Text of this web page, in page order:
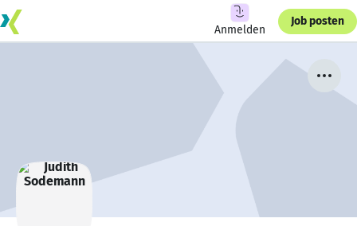
Anmelden
Job posten